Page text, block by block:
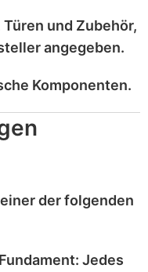
Türen und Zubehör,
angegeben.
Komponenten.
der folgenden
Jedes